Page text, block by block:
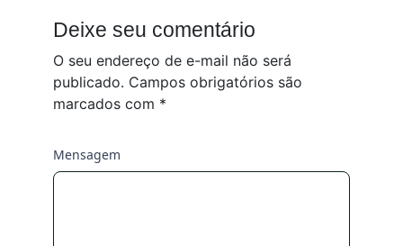
Deixe seu comentário
O seu endereço de e-mail não será
publicado. Campos obrigatórios são
marcados com *
Mensagem